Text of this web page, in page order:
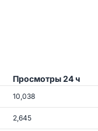
Просмотры 24 ч
10,038
2,645